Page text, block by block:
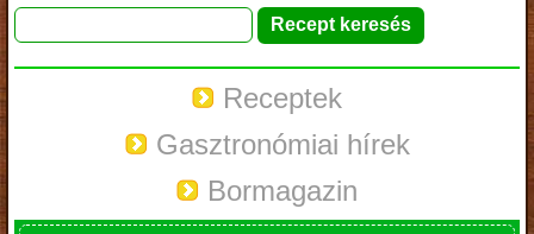
Receptek
Gasztronómiai hírek
Bormagazin